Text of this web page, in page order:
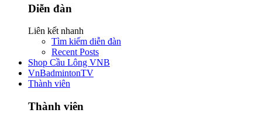
Diễn đàn
Liên kết nhanh
Tìm kiếm diễn đàn
Recent Posts
Shop Cầu Lông VNB
VnBadmintonTV
Thành viên
Thành viên